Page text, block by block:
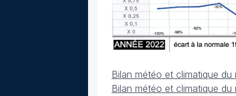
Bilan météo et climatique
Bilan météo et climatique